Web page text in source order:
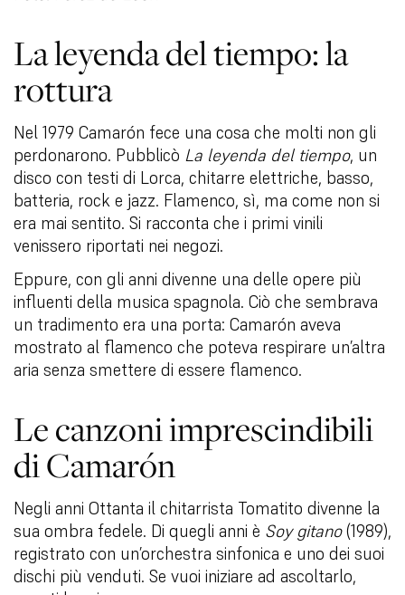
La leyenda del tiempo: la
rottura
Nel 1979 Camarón fece una cosa che molti non gli
perdonarono. Pubblicò La leyenda del tiempo, un
disco con testi di Lorca, chitarre elettriche, basso,
batteria, rock e jazz. Flamenco, sì, ma come non si
era mai sentito. Si racconta che i primi vinili
venissero riportati nei negozi.
Eppure, con gli anni divenne una delle opere più
influenti della musica spagnola. Ciò che sembrava
un tradimento era una porta: Camarón aveva
mostrato al flamenco che poteva respirare un’altra
aria senza smettere di essere flamenco.
Le canzoni imprescindibili
di Camarón
Negli anni Ottanta il chitarrista Tomatito divenne la
sua ombra fedele. Di quegli anni è Soy gitano(1989),
registrato con un’orchestra sinfonica e uno dei suoi
dischi più venduti. Se vuoi iniziare ad ascoltarlo,